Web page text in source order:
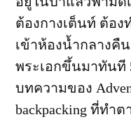
ต้องกางเต็นท์ ต้อ
เข้าห้องน้ำกลางคื
พระเอกขึ้นมาทันที
บทความของ
backpacking ที่ทำ